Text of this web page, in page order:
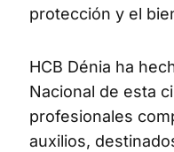
protección y el
HCB Dénia ha
Nacional de esta
profesionales
auxilios,